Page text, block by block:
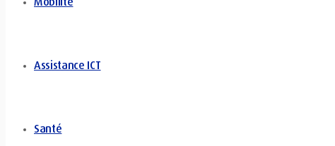
Assistance ICT
Santé